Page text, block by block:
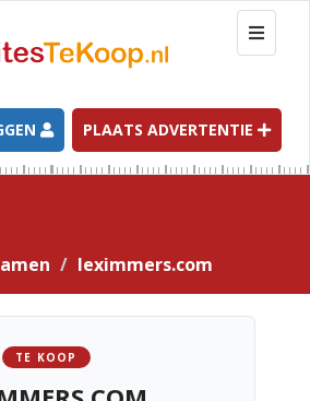
T
o
g
l
e
n
a
t
PLAATS ADVERTENTIE
leximmers.com
TE KOOP